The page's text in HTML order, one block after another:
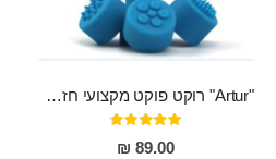
"Artur" רוקט פוקט מקצועי חזק במיוחד
דירוג:
95%
89.00 ₪